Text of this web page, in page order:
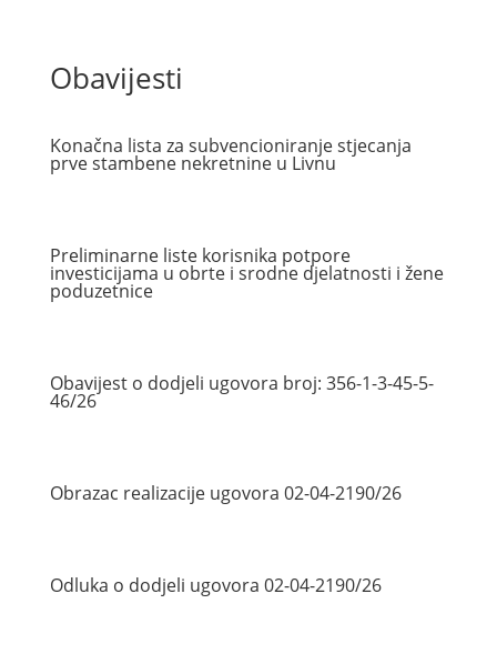
Obavijesti
Konačna lista za subvencioniranje stjecanja
prve stambene nekretnine u Livnu
Preliminarne liste korisnika potpore
investicijama u obrte i srodne djelatnosti i žene
poduzetnice
Obavijest o dodjeli ugovora broj: 356-1-3-45-5-
46/26
Obrazac realizacije ugovora 02-04-2190/26
Odluka o dodjeli ugovora 02-04-2190/26